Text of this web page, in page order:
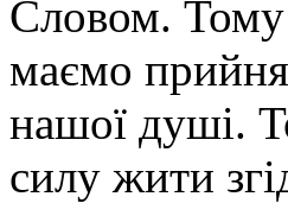
Словом. Тому
маємо
нашої душі.
силу жити